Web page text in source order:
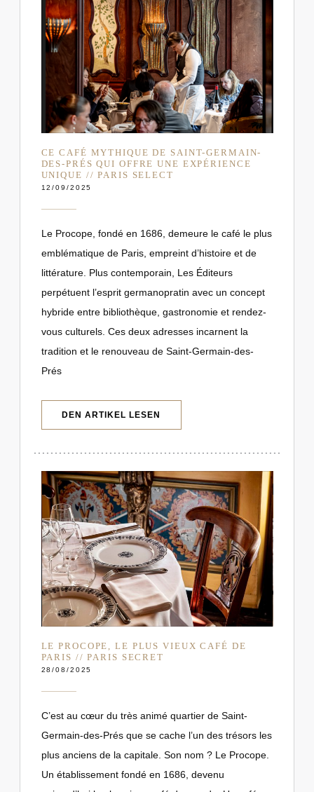
CE CAFÉ MYTHIQUE DE SAINT-GERMAIN-
DES-PRÉS QUI OFFRE UNE EXPÉRIENCE
UNIQUE // PARIS SELECT
12/09/2025
Le Procope, fondé en 1686, demeure le café le plus
emblématique de Paris, empreint d’histoire et de
littérature. Plus contemporain, Les Éditeurs
perpétuent l’esprit germanopratin avec un concept
hybride entre bibliothèque, gastronomie et rendez-
vous culturels. Ces deux adresses incarnent la
tradition et le renouveau de Saint-Germain-des-
Prés
DEN ARTIKEL LESEN
LE PROCOPE, LE PLUS VIEUX CAFÉ DE
PARIS // PARIS SECRET
28/08/2025
C’est au cœur du très animé quartier de Saint-
Germain-des-Prés que se cache l’un des trésors les
plus anciens de la capitale. Son nom ? Le Procope.
Un établissement fondé en 1686, devenu